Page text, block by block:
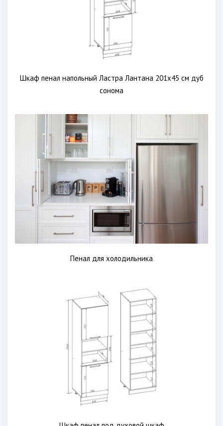
Шкаф пенал напольный Ластра Лантана 201х45 см дуб
сонома
Пенал для холодильника